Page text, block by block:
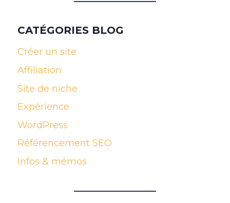
CATÉGORIES BLOG
Créer un site
Affiliation
Site de niche
Expérience
WordPress
Référencement SEO
Infos & mémos